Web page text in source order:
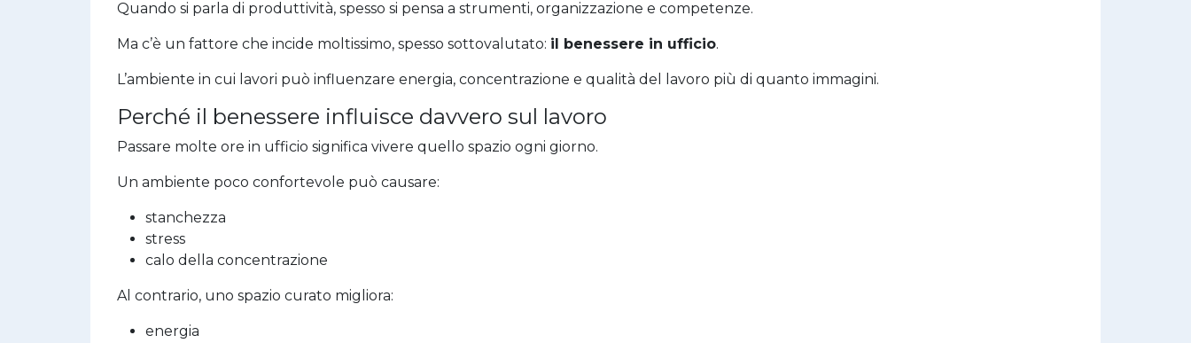
Quando si parla di produttività, spesso si pensa a strumenti, organizzazione e competenze.
Ma c’è un fattore che incide moltissimo, spesso sottovalutato: il benessere in ufficio.
L’ambiente in cui lavori può influenzare energia, concentrazione e qualità del lavoro più di quanto immagini.
Perché il benessere influisce davvero sul lavoro
Passare molte ore in ufficio significa vivere quello spazio ogni giorno.
Un ambiente poco confortevole può causare:
stanchezza
stress
calo della concentrazione
Al contrario, uno spazio curato migliora:
energia